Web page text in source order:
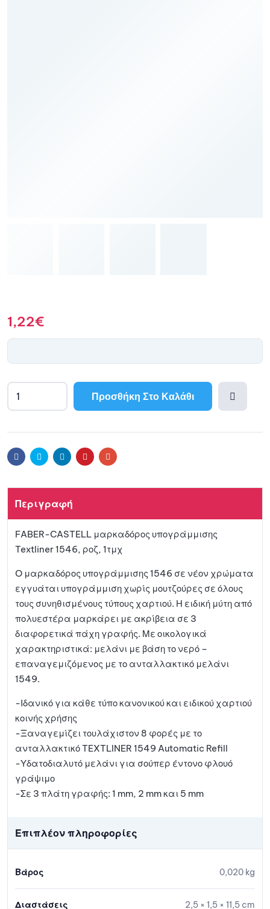
1,22€
Προσθήκη Στο Καλάθι
μένων
FacebookTwitter LinkedinPinterestEmail
Περιγραφή
FABER-CASTELL μαρκαδόρος υπογράμμισης
Textliner 1546, ροζ, 1τμχ
O μαρκαδόρος υπογράμμισης 1546 σε νέον χρώματα
εγγυάται υπογράμμιση χωρίς μουτζούρες σε όλους
τους συνηθισμένους τύπους χαρτιού. Η ειδική μύτη από
πολυεστέρα μαρκάρει με ακρίβεια σε 3
διαφορετικά πάχη γραφής. Με οικολογικά
χαρακτηριστικά: μελάνι με βάση το νερό –
επαναγεμιζόμενος με το ανταλλακτικό μελάνι
1549.
-Ιδανικό για κάθε τύπο κανονικού και ειδικού χαρτιού
κοινής χρήσης
-Ξαναγεμίζει τουλάχιστον 8 φορές με το
ανταλλακτικό TEXTLINER 1549 Automatic Refill
-Υδατοδιαλυτό μελάνι για σούπερ έντονο φλουό
γράψιμο
-Σε 3 πλάτη γραφής: 1 mm, 2 mm και 5 mm
Επιπλέον πληροφορίες
Βάρος 0,020 kg
Διαστάσεις 2,5 × 1,5 × 11,5 cm